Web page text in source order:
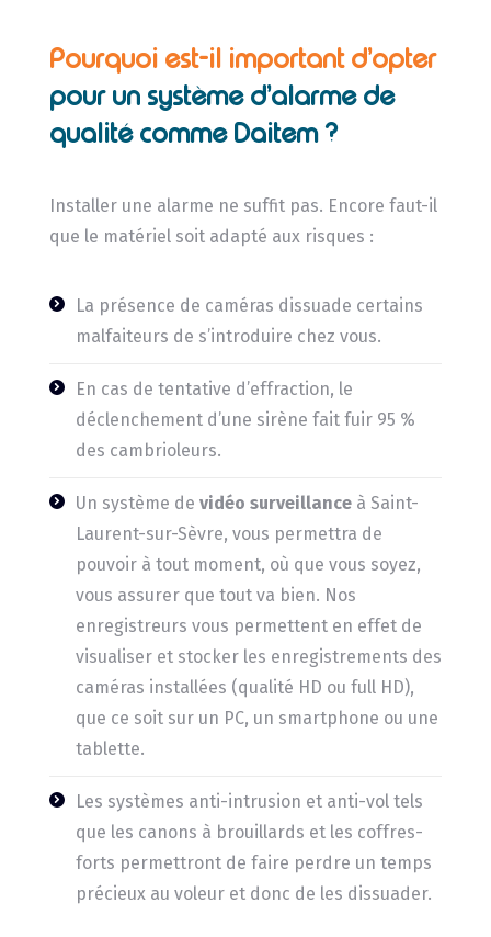
Pourquoi est-il important d’opter
pour un système d’alarme de
qualité comme Daitem ?
Installer une alarme ne suffit pas. Encore faut-il
que le matériel soit adapté aux risques :
La présence de caméras dissuade certains
malfaiteurs de s’introduire chez vous.
En cas de tentative d’effraction, le
déclenchement d’une sirène fait fuir 95 %
des cambrioleurs.
Un système de vidéo surveillanceà Saint-
Laurent-sur-Sèvre, vous permettra de
pouvoir à tout moment, où que vous soyez,
vous assurer que tout va bien. Nos
enregistreurs vous permettent en effet de
visualiser et stocker les enregistrements des
caméras installées (qualité HD ou full HD),
que ce soit sur un PC, un smartphone ou une
tablette.
Les systèmes anti-intrusion et anti-vol tels
que les canons à brouillards et les coffres-
forts permettront de faire perdre un temps
précieux au voleur et donc de les dissuader.